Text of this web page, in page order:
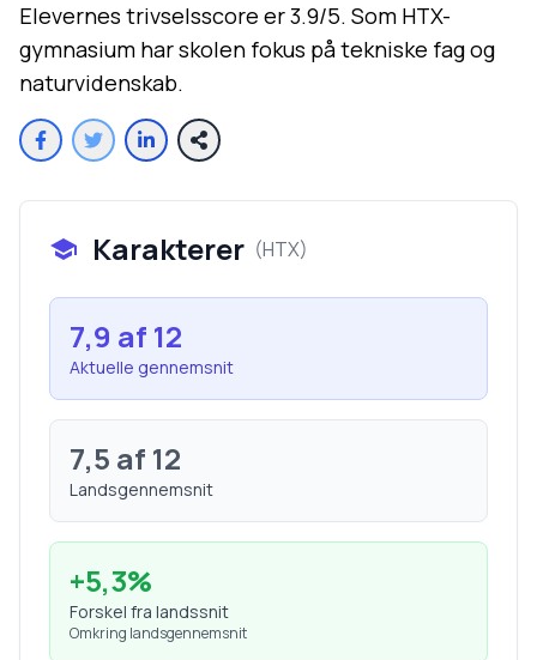
Elevernes trivselsscore er 3.9/5. Som HTX-
gymnasium har skolen fokus på tekniske fag og
naturvidenskab.
Karakterer (HTX)
7,9 af 12
Aktuelle gennemsnit
7,5 af 12
Landsgennemsnit
+5,3%
Forskel fra landssnit
Omkring landsgennemsnit